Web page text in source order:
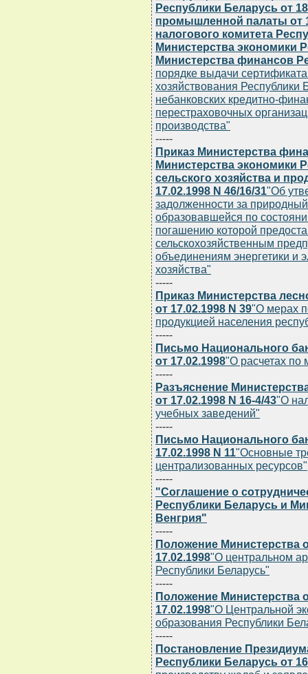
Республики Беларусь от
промышленной палаты от
налогового комитета
Министерства экономики
Министерства финансов
порядке выдачи
хозяйствования Республики
небанковских кредитно-
перестраховочных
производства"
-----
Приказ Министерства
Министерства экономики
сельского хозяйства и
17.02.1998 N 46/16/31"Об
задолженности за
образовавшейся по
погашению которой
сельскохозяйственным
объединениям энергетики и
хозяйства"
-----
Приказ Министерства
от 17.02.1998 N 39"О мерах
продукцией населения
-----
Письмо Национального
от 17.02.1998"О расчетах по
-----
Разъяснение
от 17.02.1998 N 16-4/43"О
учебных заведений"
-----
Письмо Национального
17.02.1998 N 11"Основные
централизованных ресурсов"
-----
"Соглашение о
Республики Беларусь и
Венгрия"
-----
Положение Министерства
17.02.1998"О центральном
Республики Беларусь"
-----
Положение Министерства
17.02.1998"О Центральной
образования Республики
-----
Постановление
Республики Беларусь от